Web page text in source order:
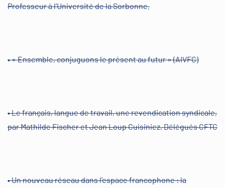
Professeur à l’Université de la Sorbonne.
• « Ensemble, conjuguons le présent au futur » (AIVFC)
• Le français, langue de travail, une revendication syndicale,
par Mathilde Fischer et Jean Loup Cuisiniez, Délégués CFTC
• Un nouveau réseau dans l’espace francophone : la